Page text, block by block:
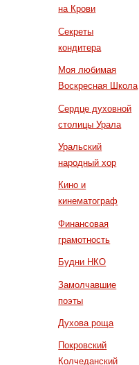
на Крови
Секреты
кондитера
Моя любимая
Воскресная Школа
Сердце духовной
столицы Урала
Уральский
народный хор
Кино и
кинематограф
Финансовая
грамотность
Будни НКО
Замолчавшие
поэты
Духова роща
Покровский
Колчеданский